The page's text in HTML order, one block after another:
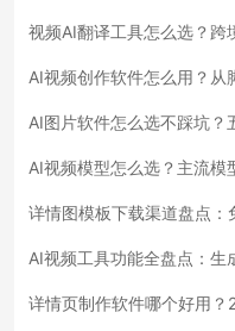
视频AI翻译工具怎么选？跨
AI视频创作软件怎么用？从
AI图片软件怎么选不踩坑
AI视频模型怎么选？主流模
详情图模板下载渠道盘点
AI视频工具功能全盘点：生
详情页制作软件哪个好用